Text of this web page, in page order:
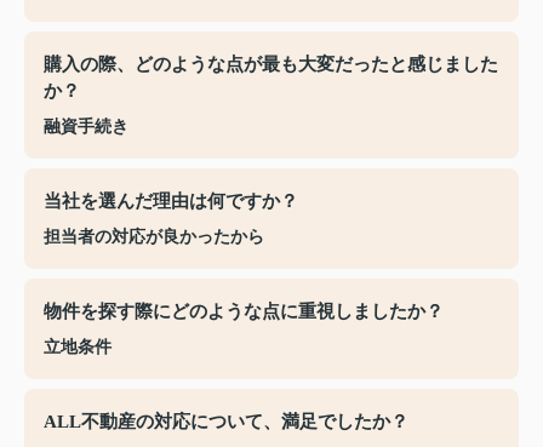
購入の際、どのような点が最も大変だったと感じました
か？
融資手続き
当社を選んだ理由は何ですか？
担当者の対応が良かったから
物件を探す際にどのような点に重視しましたか？
立地条件
ALL不動産の対応について、満足でしたか？